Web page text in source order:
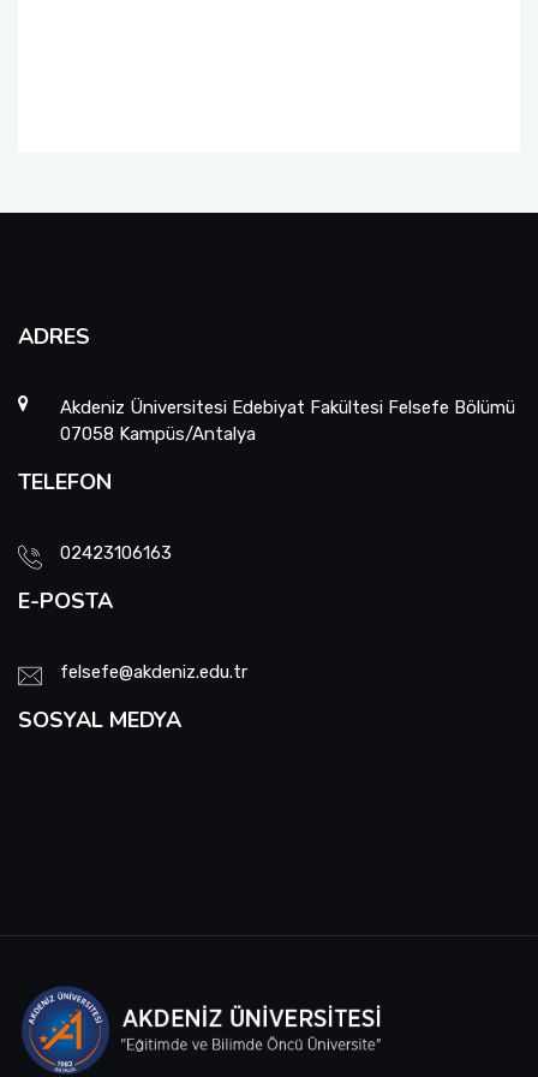
ADRES
Akdeniz Üniversitesi Edebiyat Fakültesi Felsefe Bölümü
07058 Kampüs/Antalya
TELEFON
02423106163
E-POSTA
felsefe@akdeniz.edu.tr
SOSYAL MEDYA